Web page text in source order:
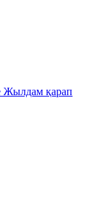
Жылдам қарап